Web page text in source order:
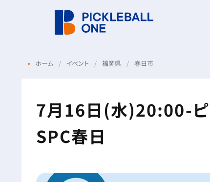
ホーム イベント 福岡県 春日市
7月16日(水)20:00-ピ
SPC春日